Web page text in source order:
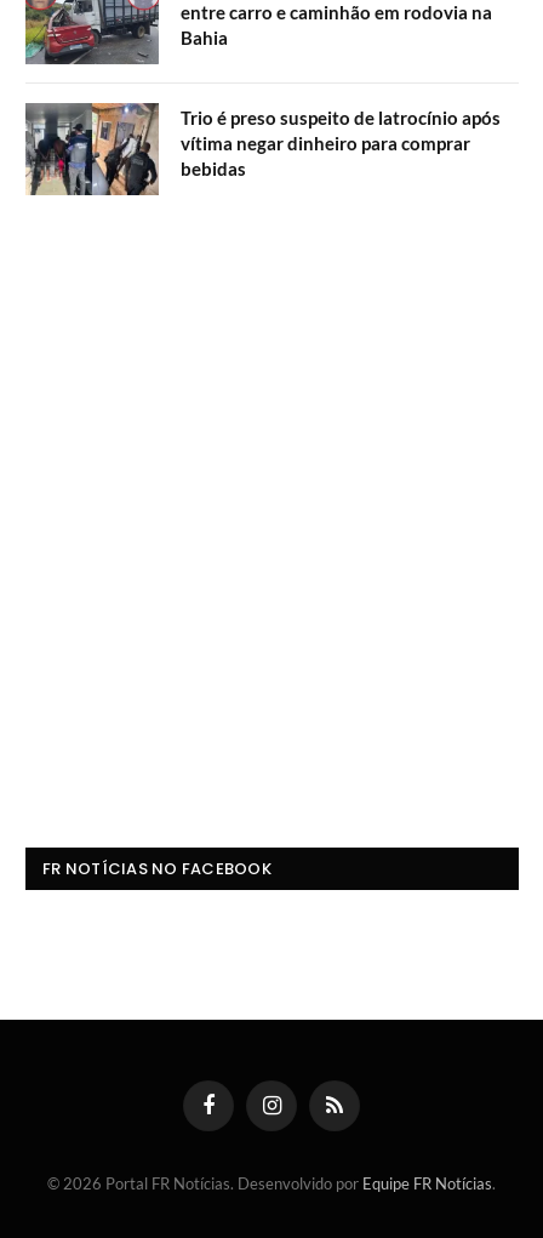
entre carro e caminhão em rodovia na
Bahia
Trio é preso suspeito de latrocínio após
vítima negar dinheiro para comprar
bebidas
FR NOTÍCIAS NO FACEBOOK
FacebookInstagramRSS
© 2026 Portal FR Notícias. Desenvolvido por Equipe FR Notícias.